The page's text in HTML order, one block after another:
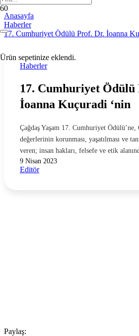
Ürün sepetinize eklendi.
Anasayfa
Haberler
17. Cumhuriyet Ödülü Prof. Dr. İoanna
Haberler
17. Cumhuriyet Ödülü
İoanna Kuçuradi ‘nin
Çağdaş Yaşam 17. Cumhuriyet
değerlerinin korunması, yaşatılması ve
veren; insan hakları, felsefe ve etik
9 Nisan 2023
Editör
Paylaş: